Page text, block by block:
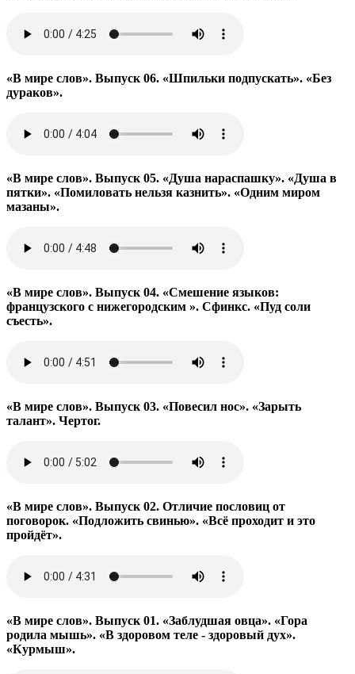
«В мире слов». Выпуск 06. «Шпильки подпускать». «Без
дураков».
«В мире слов». Выпуск 05. «Душа нараспашку». «Душа в
пятки». «Помиловать нельзя казнить». «Одним миром
мазаны».
«В мире слов». Выпуск 04. «Смешение языков:
французского с нижегородским ». Сфинкс. «Пуд соли
съесть».
«В мире слов». Выпуск 03. «Повесил нос». «Зарыть
талант». Чертог.
«В мире слов». Выпуск 02. Отличие пословиц от
поговорок. «Подложить свинью». «Всё проходит и это
пройдёт».
«В мире слов». Выпуск 01. «Заблудшая овца». «Гора
родила мышь». «В здоровом теле - здоровый дух».
«Курмыш».